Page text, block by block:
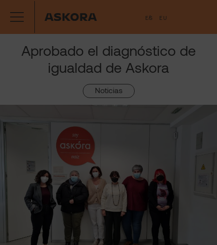
contenido
ES EU
Aprobado el diagnóstico de
igualdad de Askora
Noticias